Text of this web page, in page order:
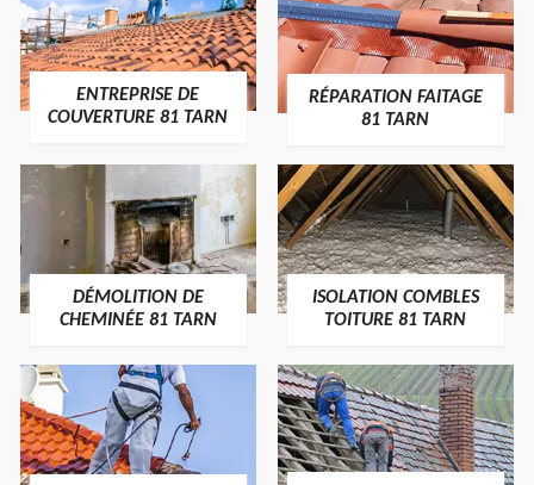
ENTREPRISE DE
COUVERTURE 81 TARN
RÉPARATION FAITAGE
81 TARN
DÉMOLITION DE
CHEMINÉE 81 TARN
ISOLATION COMBLES
TOITURE 81 TARN